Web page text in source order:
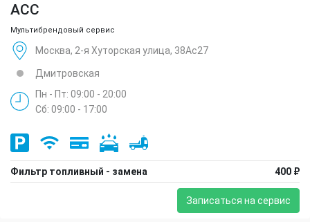
ACC
Мультибрендовый сервис
Москва, 2-я Хуторская улица, 38Ас27
Дмитровская
Пн - Пт: 09:00 - 20:00
Сб: 09:00 - 17:00
Фильтр топливный - замена 400 ₽
Записаться на сервис